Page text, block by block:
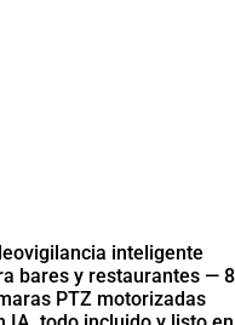
inteligente
bares y restaurantes — 8
PTZ motorizadas